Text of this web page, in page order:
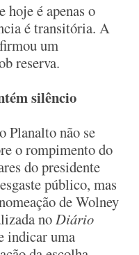
hoje é apenas o
é transitória. A
um
reserva.
silêncio
Planalto não se
o rompimento do
do presidente
público, mas
de Wolney
noDiário
indicar uma